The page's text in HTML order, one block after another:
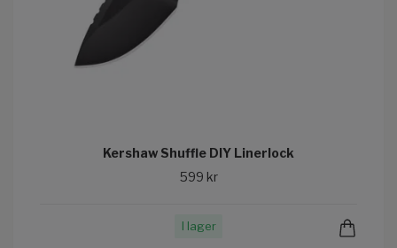
Kershaw Shuffle DIY Linerlock
599 kr
I lager